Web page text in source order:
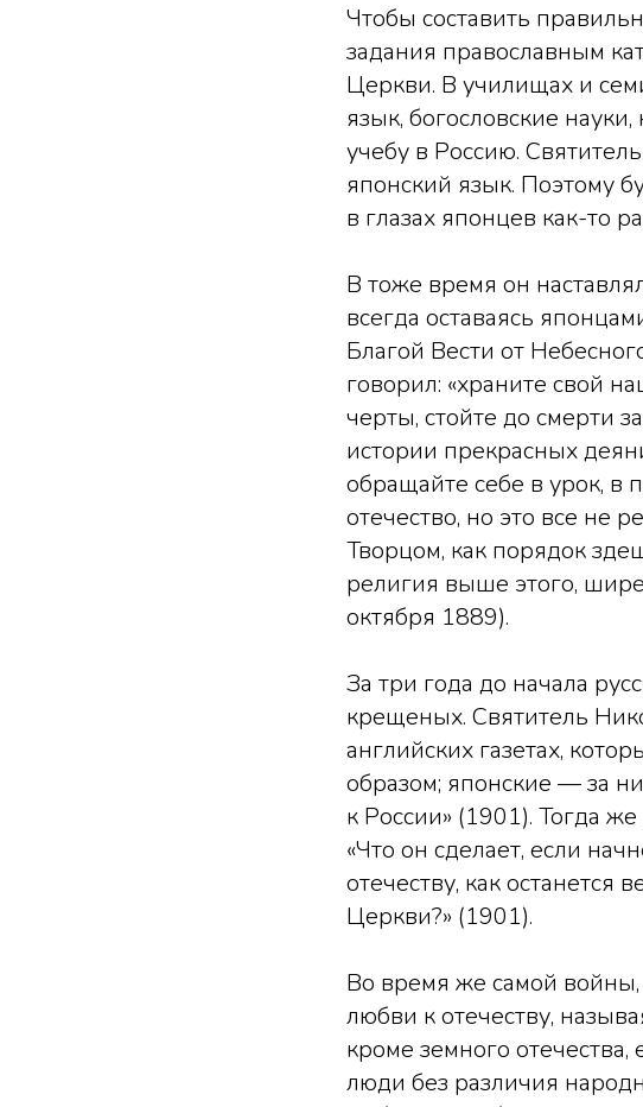
Чтобы составить
задания православным
Церкви. В училищах и
язык, богословские
учебу в Россию.
японский язык. Поэтому
в глазах японцев как-то
В тоже время он
всегда оставаясь
Благой Вести от
говорил: «храните свой
черты, стойте до смерти
истории прекрасных
обращайте себе в урок, в
отечество, но это все не
Творцом, как порядок
религия выше этого,
октября 1889).
За три года до начала
крещеных. Святитель
английских газетах,
образом; японские — за
к России» (1901). Тогда
«Что он сделает, если
отечеству, как
Церкви?» (1901).
Во время же самой войны,
любви к отечеству,
кроме земного
люди без различия